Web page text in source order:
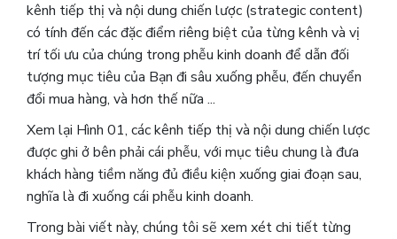
kênh tiếp thị và nội dung chiến lược (strategic content)
có tính đến các đặc điểm riêng biệt của từng kênh và vị
trí tối ưu của chúng trong phễu kinh doanh để dẫn đối
tượng mục tiêu của Bạn đi sâu xuống phễu, đến chuyển
đổi mua hàng, và hơn thế nữa ...
Xem lại Hình 01, các kênh tiếp thị và nội dung chiến lược
được ghi ở bên phải cái phễu, với mục tiêu chung là đưa
khách hàng tiềm năng đủ điều kiện xuống giai đoạn sau,
nghĩa là đi xuống cái phễu kinh doanh.
Trong bài viết này, chúng tôi sẽ xem xét chi tiết từng